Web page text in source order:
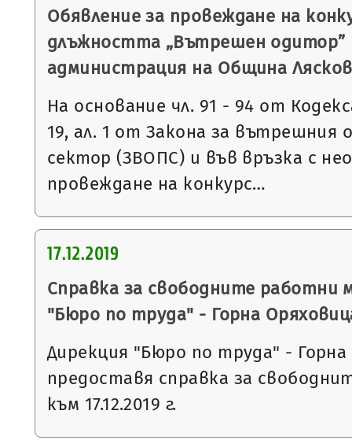
Обявление за провеждане на
длъжността „Вътрешен одитор”
администрация на Община
На основание чл. 91 - 94 от
19, ал. 1 от Закона за вътрешния
сектор (ЗВОПС) и във връзка с
провеждане на конкурс…
17.12.2019
Справка за свободните работни
"Бюро по труда" - Горна
Дирекция "Бюро по труда" -
предоставя справка за
към 17.12.2019 г.